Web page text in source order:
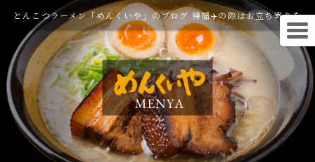
とんこつラーメン「めんくいや」のブログ 帰福✈️の際はお立ち寄りを